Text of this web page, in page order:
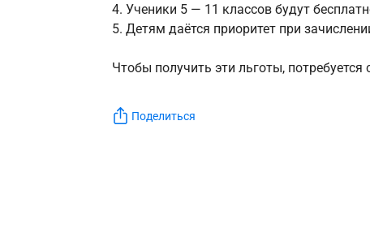
4. Ученики 5 — 11 классов будут
5. Детям даётся приоритет при
Чтобы получить эти льготы,
Поделиться